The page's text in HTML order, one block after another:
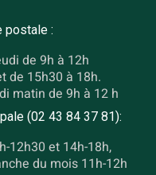
postale :
de 9h à 12h
de 15h30 à 18h.
matin de 9h à 12 h
(02 43 84 37 81):
12h30 et 14h-18h,
du mois 11h-12h